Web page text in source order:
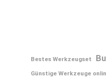
Bestes Werkzeugset
Günstige Werkzeuge